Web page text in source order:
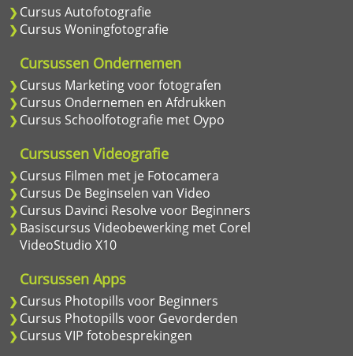
Cursus Autofotografie
Cursus Woningfotografie
Cursussen Ondernemen
Cursus Marketing voor fotografen
Cursus Ondernemen en Afdrukken
Cursus Schoolfotografie met Oypo
Cursussen Videografie
Cursus Filmen met je Fotocamera
Cursus De Beginselen van Video
Cursus Davinci Resolve voor Beginners
Basiscursus Videobewerking met Corel
VideoStudio X10
Cursussen Apps
Cursus Photopills voor Beginners
Cursus Photopills voor Gevorderden
Cursus VIP fotobesprekingen